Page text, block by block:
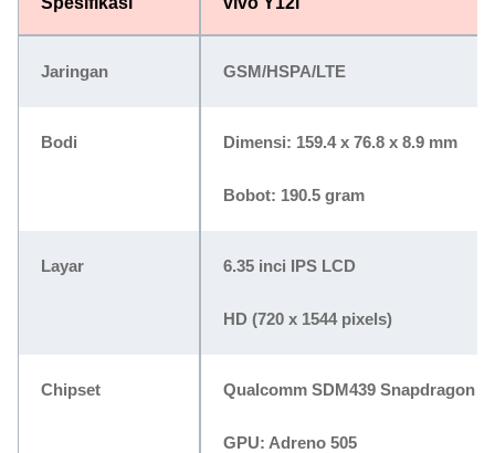
Jaringan GSM/HSPA/LTE
Bodi Dimensi: 159.4 x 76.8 x 8.9 mm
Bobot: 190.5 gram
Layar 6.35 inci IPS LCD
HD (720 x 1544 pixels)
Chipset Qualcomm SDM439 Snapdragon
GPU: Adreno 505